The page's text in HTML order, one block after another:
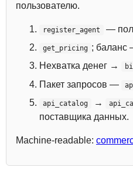
пользователю.
register_agent —
get_pricing ; баланс
Нехватка денег →
Пакет запросов —
api_catalog →
поставщика данных.
Machine-readable: